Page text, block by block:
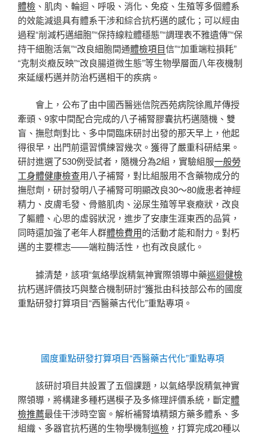
體檢 、肌肉、輪迴、呼吸、消化、免疫、生殖等多個體系
的效能減退具有體系干涉和綜合抗朽邁的感化；可以經由
過程“削減朽邁細胞”“保持線粒體穩態”“調理表不雅遺傳”“保
持干細胞活氣”“改良細胞間通體檢項目信”“加重端粒損耗”
“克制炎癥反映”“改良腸道微生態”等生物學層面八年夜機制
來延緩朽邁并防治朽邁相干的疾病。
會上，公布了由中國西醫迷信院西苑病院徐鳳芹傳授
牽頭、9家中間配合完成的八子補腎膠囊抗朽邁隨機、雙
盲、撫慰劑對比、多中間臨床研討出發的那天早上，他起
得很早，出門前還習慣練習幾次。獲得了嚴重科研結果。
研討進選了530例受試者，隨機分為2組，實驗組服一般勞
工身體健康檢查用八子補腎，對比組服用不含藥物成分的
撫慰劑，研討發明八子補腎可明顯改良30～80歲患者神經
精力、皮膚毛發、骨骼肌肉、泌尿生殖等早衰癥狀，改良
了軀體、心思的虛弱狀況，進步了安康生涯東西的品質，
同時還加強了老年人群體檢費用的活動才能和耐力。對朽
邁的主要標志——端粒酶活性，也有改良感化。
據清楚，該項“氣絡學說精氣神實際領導中藥巡迴健檢
抗朽邁評價技巧與整合機制研討”獲批由科技部公布的國度
重點研發打算項目“西醫藥古代化”重點專項。
國度重點研發打算項目“西醫藥古代化”重點專項
該研討項目共設置了五個課題，以氣絡學說精氣神實
際領導，將構建多種朽邁模子及多條理評價系統，斷定體
檢推薦最佳干涉時空窗。解析補腎填精類方藥多體系、多
組織、多器官抗朽邁的生物學機制巡檢 ，打算完成20種以